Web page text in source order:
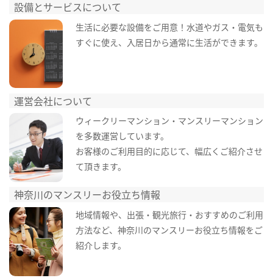
設備とサービスについて
生活に必要な設備をご用意！水道やガス・電気も
すぐに使え、入居日から通常に生活ができます。
運営会社について
ウィークリーマンション・マンスリーマンション
を多数運営しています。
お客様のご利用目的に応じて、幅広くご紹介させ
て頂きます。
神奈川のマンスリーお役立ち情報
地域情報や、出張・観光旅行・おすすめのご利用
方法など、神奈川のマンスリーお役立ち情報をご
紹介します。